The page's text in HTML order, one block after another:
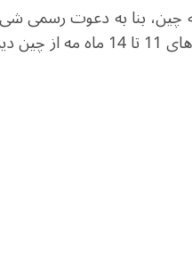
چین، بنا به دعوت
کرد.